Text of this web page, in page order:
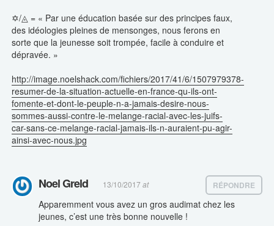
✡/◬ = « Par une éducation basée sur des principes faux,
des idéologies pleines de mensonges, nous ferons en
sorte que la jeunesse soit trompée, facile à conduire et
dépravée. »
http://image.noelshack.com/fichiers/2017/41/6/1507979378-
resumer-de-la-situation-actuelle-en-france-qu-ils-ont-
fomente-et-dont-le-peuple-n-a-jamais-desire-nous-
sommes-aussi-contre-le-melange-racial-avec-les-juifs-
car-sans-ce-melange-racial-jamais-ils-n-auraient-pu-agir-
ainsi-avec-nous.jpg
Noel Greld 13/10/2017at RÉPONDRE
Apparemment vous avez un gros audimat chez les
jeunes, c’est une très bonne nouvelle !